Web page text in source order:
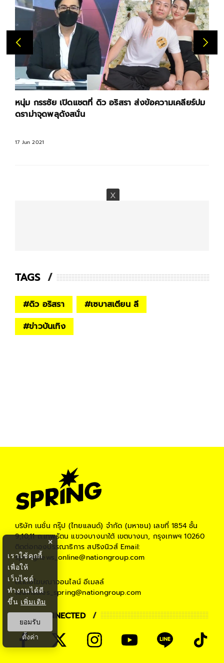
หนุ่ม กรรชัย เปิดแชตที่ ดิว อริสรา ส่งข้อความเคลียร์ปม
ดราม่าจุดพลุดังสนั่น
17 Jun 2021
TAGS
#ดิว อริสรา #เซบาสเตียน ลี
#ข่าวบันเทิง
บริษัท เนชั่น กรุ๊ป (ไทยแลนด์) จำกัด (มหาชน) เลขที่ 1854 ชั้น
9,10,11 ถ.เทพรัตน แขวงบางนาใต้ เขตบางนา, กรุงเทพฯ 10260
ติดต่อกองบรรณาธิการ สปริงนิวส์Email:
springnews_online@nationgroup.com
ติดต่อโฆษณาออนไลน์ อีเมลล์
teamsales_spring@nationgroup.com
STAY CONNECTED
×
เราใช้คุกกี้
เพื่อให้
เว็บไซต์
ทำงานได้ดี
ขึ้น เพิ่มเติม
ยอมรับ
ตั้งค่า